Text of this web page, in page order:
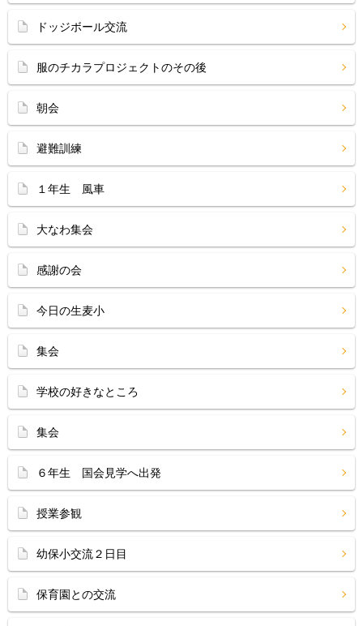
ドッジボール交流
服のチカラプロジェクトのその後
朝会
避難訓練
１年生 風車
大なわ集会
感謝の会
今日の生麦小
集会
学校の好きなところ
集会
６年生 国会見学へ出発
授業参観
幼保小交流２日目
保育園との交流